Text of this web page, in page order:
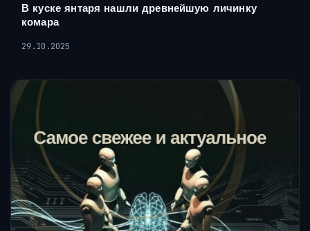
В куске янтаря нашли древнейшую личинку
комара
29.10.2025